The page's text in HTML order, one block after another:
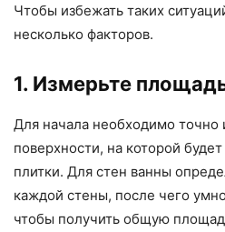
Чтобы избежать таких
несколько факторов.
1. Измерьте
Для начала необходимо точно
поверхности, на которой
плитки. Для стен ванны
каждой стены, после чего
чтобы получить общую